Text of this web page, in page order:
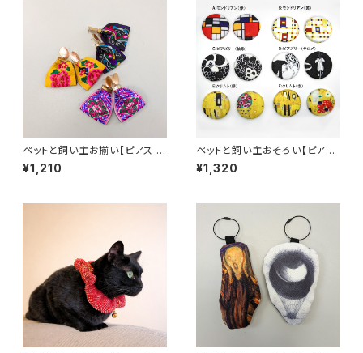
ペットと飼い主お揃い【ピアス 全
3色】刺繍リボン 幾何学模様・
牡丹・鳳凰・ブルー・イエロー・ブ
¥1,210
ペットと飼い主おそろい【ピアス
（イヤリングに変更可）】モンドリ
アン クリムト ビアズリー 接吻
¥1,320